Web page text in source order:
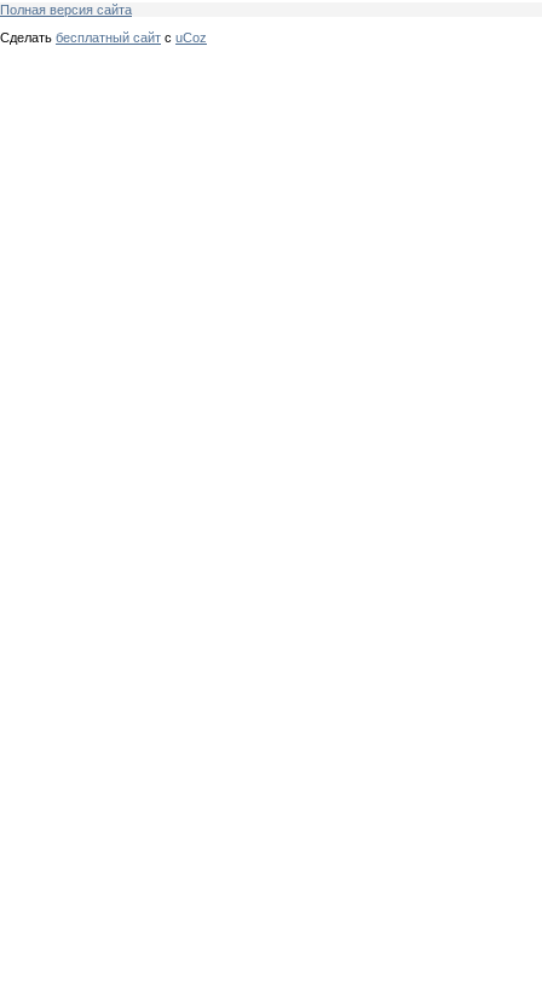
Полная версия сайта
Сделать бесплатный сайт с uCoz